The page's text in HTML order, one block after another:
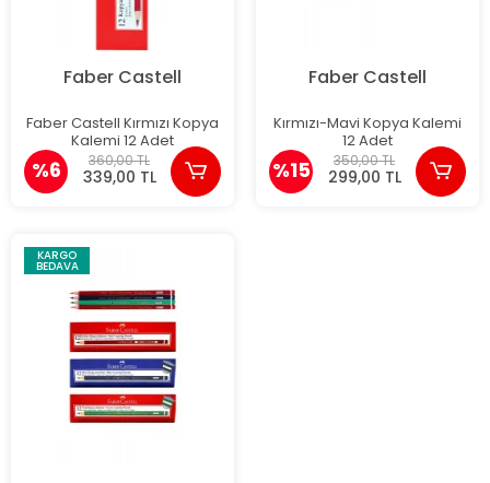
Faber Castell
Faber Castell Kırmızı Kopya
Kalemi 12 Adet
%6 360,00 TL
339,00 TL
Faber Castell
Kırmızı-Mavi Kopya Kalemi
12 Adet
%15 350,00 TL
299,00 TL
KARGO
BEDAVA